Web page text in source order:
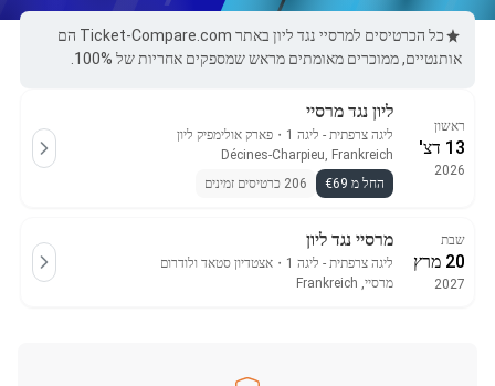
כל הכרטיסים למרסיי נגד ליון באתר Ticket-Compare.com הם
אותנטיים, ממוכרים מאומתים מראש שמספקים אחריות של 100%.
ראשון
13 דצ'
2026
ליון נגד מרסיי
ליגה צרפתית - ליגה 1 ・ פארק אולימפיק ליון
Décines-Charpieu, Frankreich
החל מ €69
206 כרטיסים זמינים
שבת
20 מרץ
2027
מרסיי נגד ליון
ליגה צרפתית - ליגה 1 ・ אצטדיון סטאד ולודרום
מרסיי, Frankreich